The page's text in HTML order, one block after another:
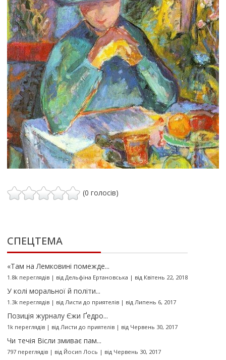
(0 голосів)
СПЕЦТЕМА
«Там на Лемковині помежде...
1.8k переглядів| від Дельфіна Ертановська | від Квітень 22, 2018
У колі моральної й політи...
1.3k переглядів| від Листи до приятелів| від Липень 6, 2017
Позиція журналу Єжи Ґедро...
1k переглядів| від Листи до приятелів| від Червень 30, 2017
Чи течія Вісли змиває пам...
797 переглядів| від Йосип Лось | від Червень 30, 2017